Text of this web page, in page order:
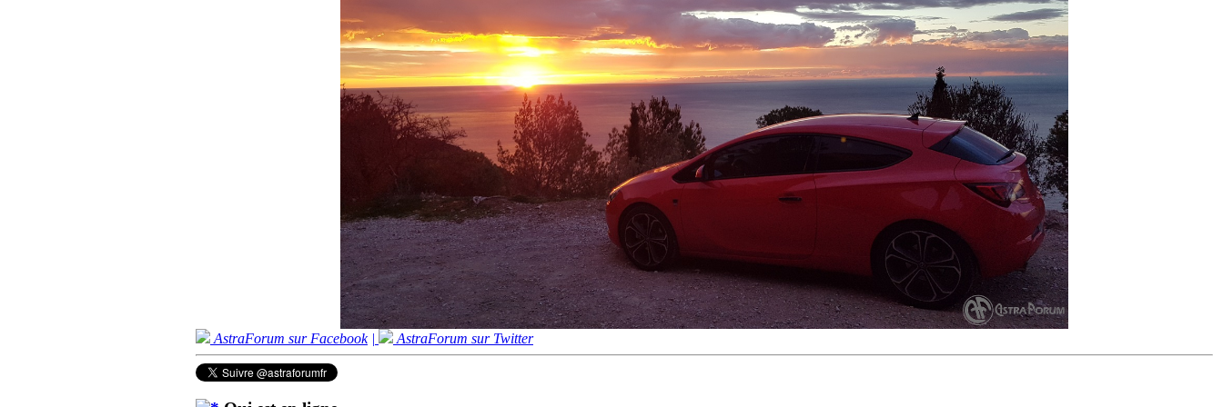
AstraForum sur Facebook | AstraForum sur Twitter